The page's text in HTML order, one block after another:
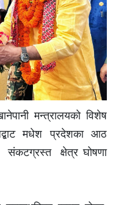
मन्त्रालयको विशेष
मधेश प्रदेशका आठ
संकटग्रस्त क्षेत्र घोषणा